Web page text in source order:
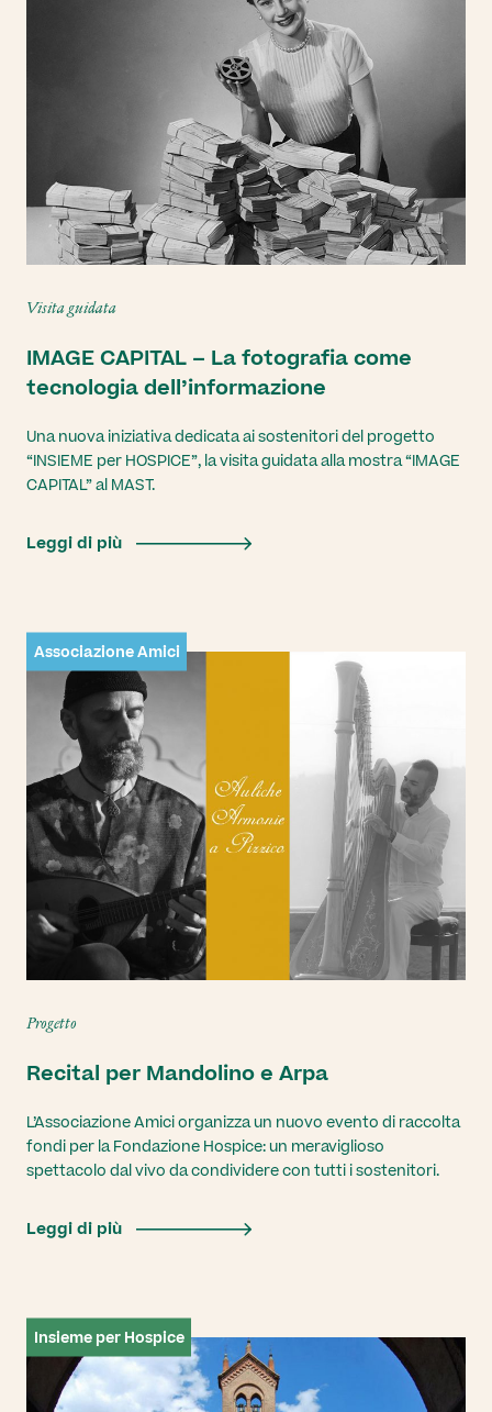
Visita guidata
IMAGE CAPITAL – La fotografia come
tecnologia dell’informazione
Una nuova iniziativa dedicata ai sostenitori del progetto
“INSIEME per HOSPICE”, la visita guidata alla mostra “IMAGE
CAPITAL” al MAST.
Leggi di più
Associazione Amici
Progetto
Recital per Mandolino e Arpa
L’Associazione Amici organizza un nuovo evento di raccolta
fondi per la Fondazione Hospice: un meraviglioso
spettacolo dal vivo da condividere con tutti i sostenitori.
Leggi di più
Insieme per Hospice